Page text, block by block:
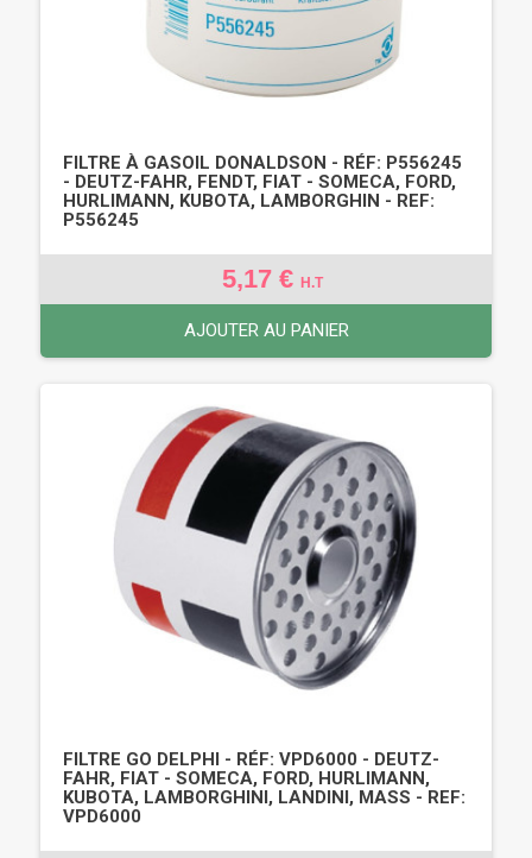
FILTRE À GASOIL DONALDSON - RÉF: P556245
- DEUTZ-FAHR, FENDT, FIAT - SOMECA, FORD,
HURLIMANN, KUBOTA, LAMBORGHIN - REF:
P556245
5,17 € H.T
AJOUTER AU PANIER
FILTRE GO DELPHI - RÉF: VPD6000 - DEUTZ-
FAHR, FIAT - SOMECA, FORD, HURLIMANN,
KUBOTA, LAMBORGHINI, LANDINI, MASS - REF:
VPD6000